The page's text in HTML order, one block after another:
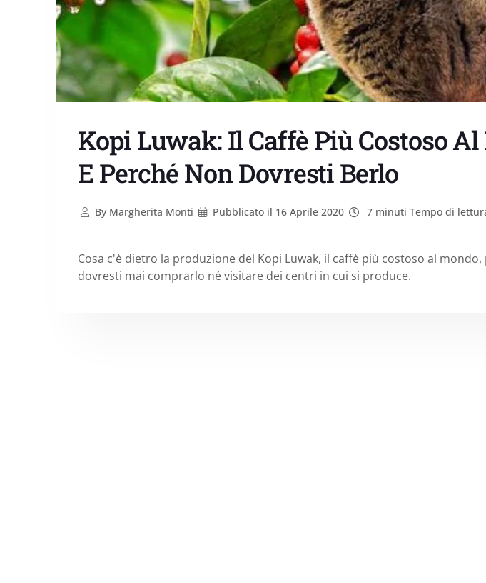
Kopi Luwak: Il Caffè Più Costoso
E Perché Non Dovresti Berlo
ByMargherita Monti Pubblicato il 16 Aprile 2020 7 minuti Tempo di
Cosa c'è dietro la produzione del Kopi Luwak, il caffè più costoso al
dovresti mai comprarlo né visitare dei centri in cui si produce.